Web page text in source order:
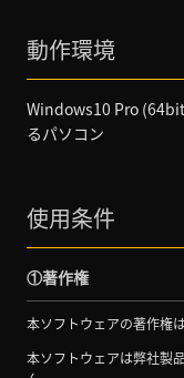
動作環境
Windows10 Pro
るパソコン
使用条件
①著作権
本ソフトウェアの著作権
本ソフトウェアは弊社製